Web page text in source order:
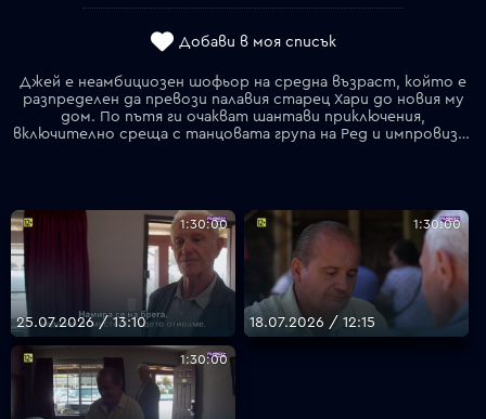
VOYO
Добави в моя списък
Джей е неамбициозен шофьор на средна възраст, който е
разпределен да превози палавия старец Хари до новия му
дом. По пътя ги очакват шантави приключения,
включително среща с танцовата група на Ред и импровизирана комедийна вечер. Пътуване, което ще представи и на двамата мъже нов поглед върху живота.
1:30:00
25.07.2026 / 13:10
1:30:00
18.07.2026 / 12:15
1:30:00